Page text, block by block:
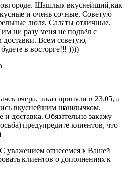
Шашлык вкуснейший,как
и очень сочные. Советую
люля. Салаты отличные.
ни разу меня не подвёл с
доставки. Всем советую,
в восторге!!! ))))
вчера, заказ приняли в 23:05, а
вкуснейшим шашлычком.
доставка. Обязательно закажу
предупредите клиентов, что
уважением отнесемся к Вашей
клиентов о дополнениях к